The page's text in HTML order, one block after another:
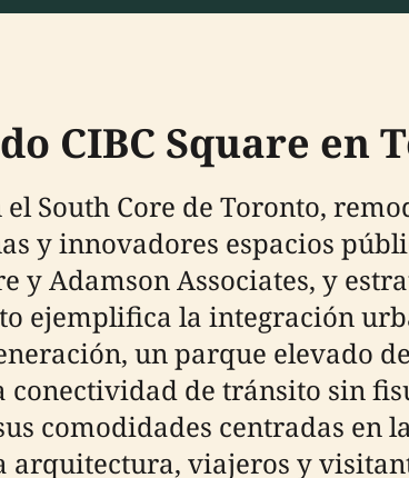
CIBC Square en
South Core de Toronto,
y innovadores espacios
Adamson Associates, y
ejemplifica la integración
un parque elevado
de tránsito sin
comodidades centradas en
arquitectura, viajeros y